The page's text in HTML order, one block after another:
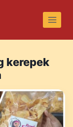
kerepek